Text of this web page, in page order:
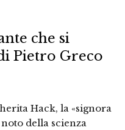
che si
Pietro Greco
Hack, la «signora
della scienza